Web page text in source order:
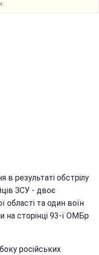
в результаті обстрілу
ЗСУ - двоє
області та один воїн
на сторінці 93-ї ОМБр
російських